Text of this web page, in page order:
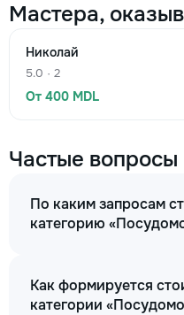
Мастера,
Николай
5.0 · 2
От 400 MDL
Частые вопросы
По каким запросам
категорию
Как формируется
категории